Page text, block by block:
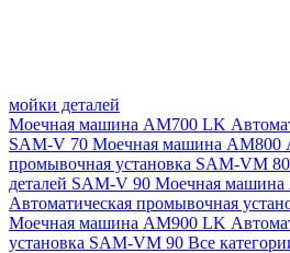
мойки деталей
Моечная машина AM700 LK
SAM-V 70 Моечная машина АМ800
промывочная установка SAM-VM 80
деталей SAM-V 90 Моечная
Автоматическая промывочная
Моечная машина AM900 LK
установка SAM-VM 90 Все